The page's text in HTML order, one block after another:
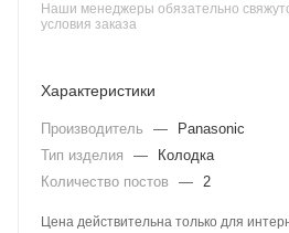
Наши менеджеры обязательно
условия заказа
Характеристики
Производитель —
Panasonic
Тип изделия
—
Колодка
Количество постов
— 2
Цена действительна только для